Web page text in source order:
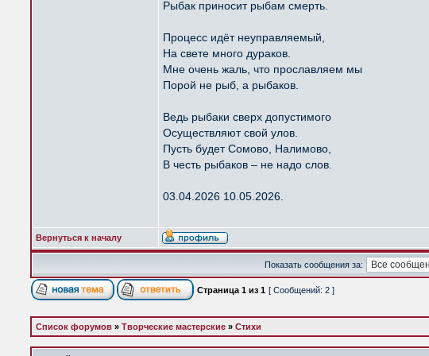
Рыбак приносит рыбам смерть.
Процесс идёт неуправляемый,
На свете много дураков.
Мне очень жаль, что прославляем мы
Порой не рыб, а рыбаков.
Ведь рыбаки сверх допустимого
Осуществляют свой улов.
Пусть будет Сомово, Налимово,
В честь рыбаков – не надо слов.
03.04.2026 10.05.2026.
Вернуться к началу
Показать сообщения за:
Страница 1 из 1 [ Сообщений: 2 ]
Список форумов » Творческие мастерские » Стихи